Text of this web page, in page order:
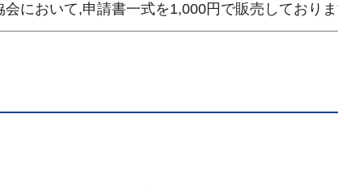
において,申請書一式を1,000円で販売しており